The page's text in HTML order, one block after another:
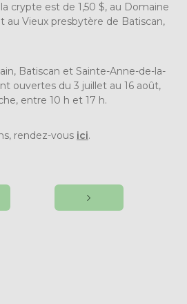
crypte est de 1,50 $, au Domaine
au Vieux presbytère de Batiscan,
Batiscan et Sainte-Anne-de-la-
ouvertes du 3 juillet au 16 août,
entre 10 h et 17 h.
rendez-vous ici.